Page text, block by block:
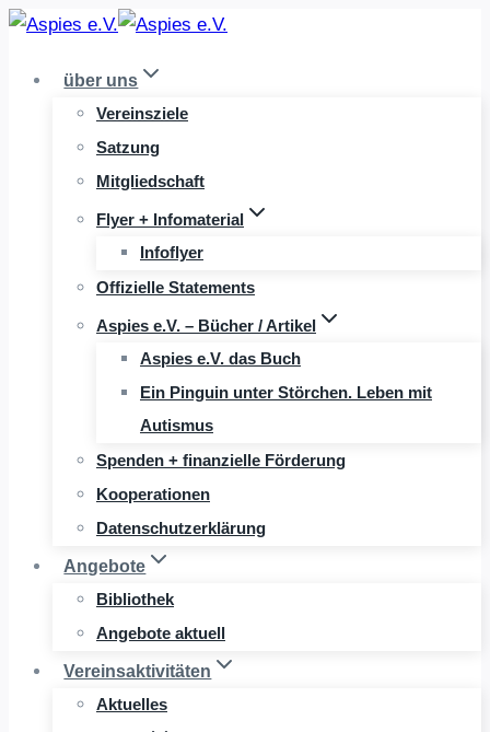
Zum
springenüber uns
Vereinsziele
Satzung
Mitgliedschaft
Flyer + Infomaterial
Infoflyer
Offizielle Statements
Aspies e.V. – Bücher / Artikel
Aspies e.V. das Buch
Ein Pinguin unter Störchen. Leben mit
Autismus
Spenden + finanzielle Förderung
Kooperationen
Datenschutzerklärung
Angebote
Bibliothek
Angebote aktuell
Vereinsaktivitäten
Aktuelles